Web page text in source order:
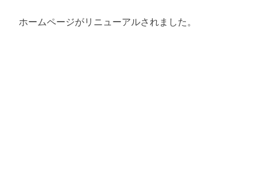
ホームページがリニューアルされました。